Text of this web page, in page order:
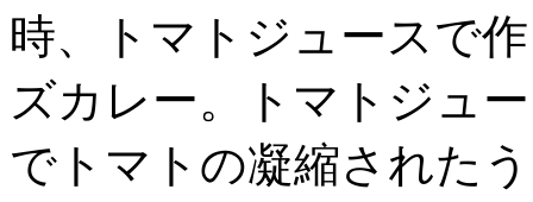
時、トマトジュースで
ズカレー。トマトジュ
でトマトの凝縮された